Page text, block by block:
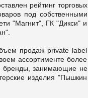
рейтинг торговых
под собственными
"Магнит", ГК "Дикси" и
продаж private label
ассортименте более
бренды, занимающие не
изделия "Пышкин